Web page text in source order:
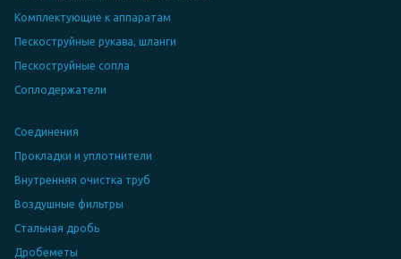
Комплектующие к аппаратам
Пескоструйные рукава, шланги
Пескоструйные сопла
Соплодержатели
Соединения
Прокладки и уплотнители
Внутренняя очистка труб
Воздушные фильтры
Стальная дробь
Дробеметы